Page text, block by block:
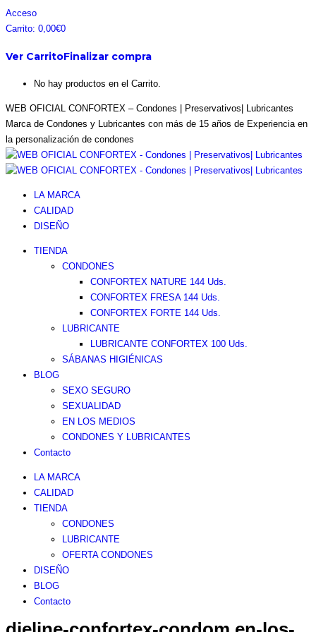
Saltar
al
Facebook
page
in
Instagram
page
in
Pinterest
page
in
Twitter
page
in
Acceso
Carrito: 0,00€0
Ver CarritoFinalizar compra
No hay productos en el Carrito.
WEB OFICIAL CONFORTEX – Condones | Preservativos| Lubricantes
Marca de Condones y Lubricantes con más de 15 años de Experiencia en
la personalización de condones
LA MARCA
CALIDAD
DISEÑO
TIENDA
CONDONES
CONFORTEX NATURE 144 Uds.
CONFORTEX FRESA 144 Uds.
CONFORTEX FORTE 144 Uds.
LUBRICANTE
LUBRICANTE CONFORTEX 100 Uds.
SÁBANAS HIGIÉNICAS
BLOG
SEXO SEGURO
SEXUALIDAD
EN LOS MEDIOS
CONDONES Y LUBRICANTES
Contacto
LA MARCA
CALIDAD
TIENDA
CONDONES
LUBRICANTE
OFERTA CONDONES
DISEÑO
BLOG
Contacto